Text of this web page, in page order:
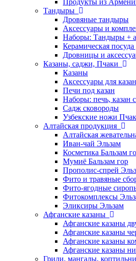
Продукты из
Тандыры
Дровяные тандыры
Аксессуары и
Наборы: Тандыры +
Керамическая
Дровницы и
Казаны, саджи, Пчаки
Казаны
Аксессуары для
Печи под казан
Наборы: печь, казан
Садж сковороды
Узбекские ножи Пчак
Алтайская продукция
Алтайская
Иван-чай Эльзам
Косметика Бальзам
Мумиё Бальзам гор
Прополис-спрей
Фито и травяные
Фито-ягодные
Фитокомплексы
Эликсиры Эльзам
Афганские казаны
Афганские казаны
Афганские казаны
Афганские казаны
Афганские казаны
Грили, мангалы, коптильни